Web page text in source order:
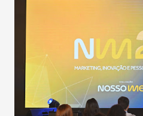
públicos e domiciliares. “Nós
epidemia comum, como temos
aumento de casos de dengue,
de uma epidemia com um vírus
contaminação maior que
secretário. Segundo ele, é uma
contaminação alta, podendo